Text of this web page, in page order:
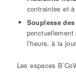
contraintes et
Souplesse
l’heure, à la
Les espaces